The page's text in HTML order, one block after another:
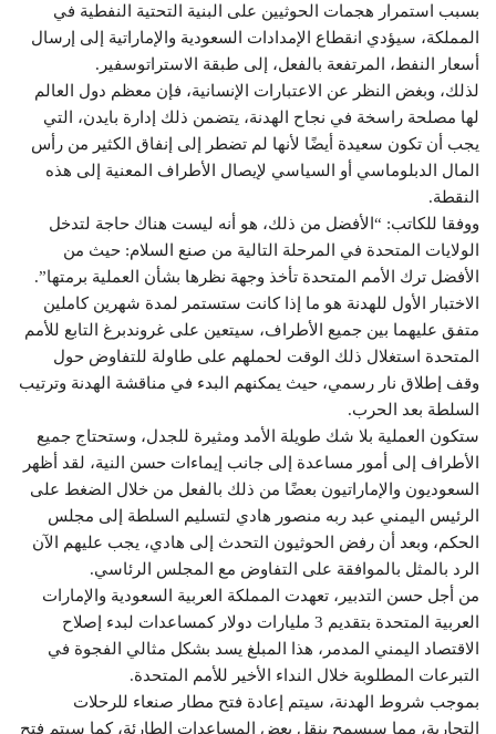
بسبب استمرار هجمات الحوثيين على البنية التحتية النفطية في
المملكة، سيؤدي انقطاع الإمدادات السعودية والإماراتية إلى إرسال
أسعار النفط، المرتفعة بالفعل، إلى طبقة الاستراتوسفير.
لذلك، وبغض النظر عن الاعتبارات الإنسانية، فإن معظم دول العالم
لها مصلحة راسخة في نجاح الهدنة، يتضمن ذلك إدارة بايدن، التي
يجب أن تكون سعيدة أيضًا لأنها لم تضطر إلى إنفاق الكثير من رأس
المال الدبلوماسي أو السياسي لإيصال الأطراف المعنية إلى هذه
النقطة.
ووفقا للكاتب: “الأفضل من ذلك، هو أنه ليست هناك حاجة لتدخل
الولايات المتحدة في المرحلة التالية من صنع السلام: حيث من
الأفضل ترك الأمم المتحدة تأخذ وجهة نظرها بشأن العملية برمتها”.
الاختبار الأول للهدنة هو ما إذا كانت ستستمر لمدة شهرين كاملين
متفق عليهما بين جميع الأطراف، سيتعين على غروندبرغ التابع للأمم
المتحدة استغلال ذلك الوقت لحملهم على طاولة للتفاوض حول
وقف إطلاق نار رسمي، حيث يمكنهم البدء في مناقشة الهدنة وترتيب
السلطة بعد الحرب.
ستكون العملية بلا شك طويلة الأمد ومثيرة للجدل، وستحتاج جميع
الأطراف إلى أمور مساعدة إلى جانب إيماءات حسن النية، لقد أظهر
السعوديون والإماراتيون بعضًا من ذلك بالفعل من خلال الضغط على
الرئيس اليمني عبد ربه منصور هادي لتسليم السلطة إلى مجلس
الحكم، وبعد أن رفض الحوثيون التحدث إلى هادي، يجب عليهم الآن
الرد بالمثل بالموافقة على التفاوض مع المجلس الرئاسي.
من أجل حسن التدبير، تعهدت المملكة العربية السعودية والإمارات
العربية المتحدة بتقديم 3 مليارات دولار كمساعدات لبدء إصلاح
الاقتصاد اليمني المدمر، هذا المبلغ يسد بشكل مثالي الفجوة في
التبرعات المطلوبة خلال النداء الأخير للأمم المتحدة.
بموجب شروط الهدنة، سيتم إعادة فتح مطار صنعاء للرحلات
التجارية، مما سيسمح بنقل بعض المساعدات الطارئة، كما سيتم فتح